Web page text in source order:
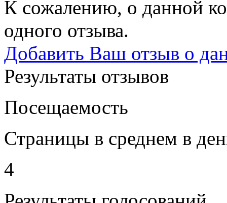
К сожалению, о данной
одного отзыва.
Добавить Ваш отзыв о
Результаты отзывов
Посещаемость
Страницы в среднем в
4